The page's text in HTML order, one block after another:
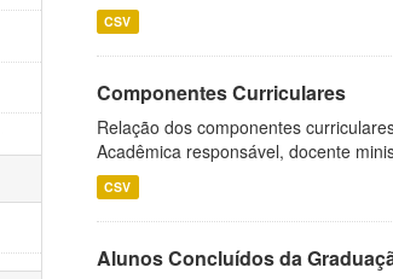
CSV
Componentes Curriculares
Relação dos componentes
Acadêmica responsável, docente
CSV
Alunos Concluídos da